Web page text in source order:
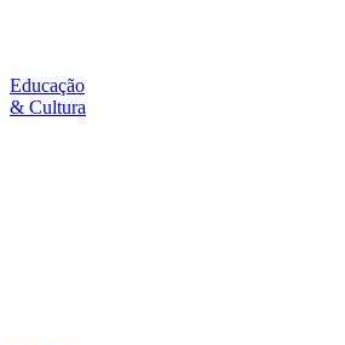
Educação
& Cultura